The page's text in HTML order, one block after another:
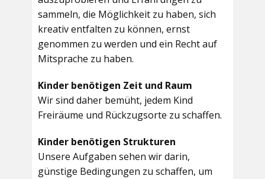
sammeln, die Möglichkeit zu haben, sich
kreativ entfalten zu können, ernst
genommen zu werden und ein Recht auf
Mitsprache zu haben.
Kinder benötigen Zeit und Raum
Wir sind daher bemüht, jedem Kind
Freiräume und Rückzugsorte zu schaffen.
Kinder benötigen Strukturen
Unsere Aufgaben sehen wir darin,
günstige Bedingungen zu schaffen, um